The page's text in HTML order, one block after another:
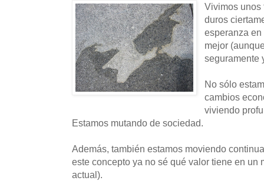
Vivimos unos
duros
esperanza
mejor
seguramente
No sólo
cambios
viviendo
Estamos mutando de sociedad.
Además, también estamos moviendo
este concepto ya no sé qué valor tiene en un
actual).